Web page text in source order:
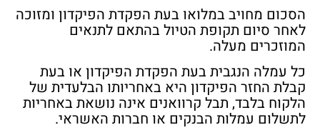
הסכום מחויב במלואו בעת הפקדת הפיקדון ומזוכה
לאחר סיום תקופת הטיול בהתאם לתנאים
המוזכרים מעלה.
כל עמלה הנגבית בעת הפקדת הפיקדון או בעת
קבלת החזר הפיקדון היא באחריותו הבלעדית של
הלקוח בלבד, תבל קרוואנים אינה נושאת באחריות
לתשלום עמלות הבנקים או חברות האשראי.